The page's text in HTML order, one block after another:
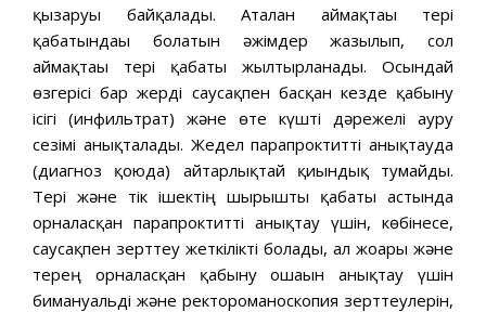
қызаруы байқалады. Аталған аймақтағы тері
қабатындағы болатын әжімдер жазылып, сол
аймақтағы тері қабаты жылтырланады. Осындай
өзгерісі бар жерді саусақпен басқан кезде қабыну
ісігі (инфильтрат) және өте күшті дәрежелі ауру
сезімі анықталады. Жедел парапроктитті анықтауда
(диагноз қоюда) айтарлықтай қиындық тумайды.
Тері және тік ішектің шырышты қабаты астында
орналасқан парапроктитті анықтау үшін, көбінесе,
саусақпен зерттеу жеткілікті болады, ал жоғары және
терең орналасқан қабыну ошағын анықтау үшін
бимануальді және ректороманоскопия зерттеулерін,